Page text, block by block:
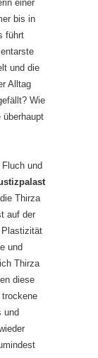
einer
bis in
führt
und die
Alltag
Wie
und
Thirza
auf der
Plastizität
und
Thirza
diese
trockene
und